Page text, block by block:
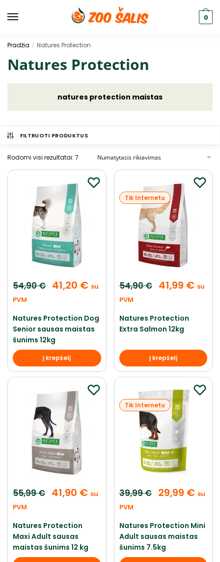
0
Pradžia / Natures Protection
Natures Protection
natures protection maistas
FILTRUOTI PRODUKTUS
Rodomi visi rezultatai: 7
54,90€ 41,20 € su
PVM
Natures Protection Dog
Senior sausas maistas
šunims 12kg
Į krepšelį
54,90€ 41,99 € su
PVM
Tik Internetu
Natures Protection
Extra Salmon 12kg
Į krepšelį
55,99€ 41,90 € su
PVM
Natures Protection
Maxi Adult sausas
maistas šunims 12 kg
39,99€ 29,99 € su
PVM
Tik Internetu
Natures Protection Mini
Adult sausas maistas
šunims 7.5kg